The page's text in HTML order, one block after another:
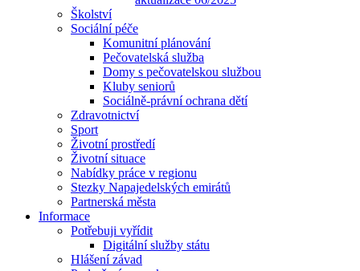
Školství
Sociální péče
Komunitní plánování
Pečovatelská služba
Domy s pečovatelskou službou
Kluby seniorů
Sociálně-právní ochrana dětí
Zdravotnictví
Sport
Životní prostředí
Životní situace
Nabídky práce v regionu
Stezky Napajedelských emirátů
Partnerská města
Informace
Potřebuji vyřídit
Digitální služby státu
Hlášení závad